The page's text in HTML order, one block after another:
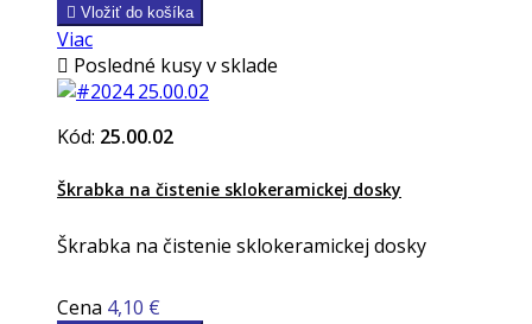
 Vložiť do košíka
Viac
 Posledné kusy v sklade
Kód: 25.00.02
Škrabka na čistenie sklokeramickej dosky
Škrabka na čistenie sklokeramickej dosky
Cena 4,10 €